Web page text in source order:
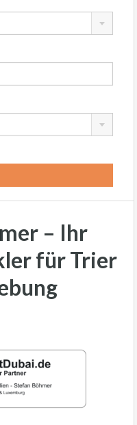
– Ihr
für Trier